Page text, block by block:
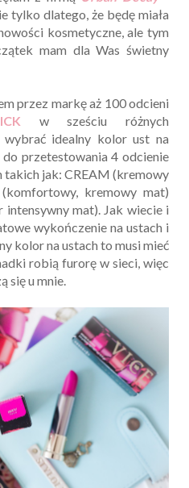
tylko dlatego, że będę miała
kosmetyczne, ale tym
mam dla Was świetny
przez markę aż 100 odcieni
w sześciu różnych
wybrać idealny kolor ust na
przetestowania 4 odcienie
takich jak: CREAM (kremowy
kremowy mat)
mat). Jak wiecie i
wykończenie na ustach i
kolor na ustach to musi mieć
robią furorę w sieci, więc
się u mnie.